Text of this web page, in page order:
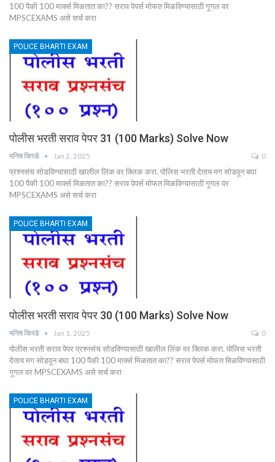
100 पैकी 100 मार्क्स मिळतात का?? सराव पेपर्स मोफत मिळविण्यासाठी गूगल वर
MPSCEXAMS असे सर्च करा
POLICE BHARTI EXAM
पोलीस भरती सराव पेपर 31 (100 Marks) Solve Now
मनिष किरडे Jan 2, 2025 0
प्रश्नसंच सोडविण्यासाठी खालील लिंक वर क्लिक करा. पोलिस भरती देताय मग सोडवून बघा
100 पैकी 100 मार्क्स मिळतात का?? सराव पेपर्स मोफत मिळविण्यासाठी गूगल वर
MPSCEXAMS असे सर्च करा
POLICE BHARTI EXAM
पोलीस भरती सराव पेपर 30 (100 Marks) Solve Now
मनिष किरडे Jan 1, 2025 0
पोलीस भरती सराव पेपर प्रश्नसंच सोडविण्यासाठी खालील लिंक वर क्लिक करा. पोलिस भरती
देताय मग सोडवून बघा 100 पैकी 100 मार्क्स मिळतात का?? सराव पेपर्स मोफत मिळविण्यासाठी
गूगल वर MPSCEXAMS असे सर्च करा
POLICE BHARTI EXAM